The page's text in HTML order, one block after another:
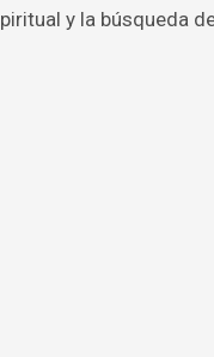
y la búsqueda